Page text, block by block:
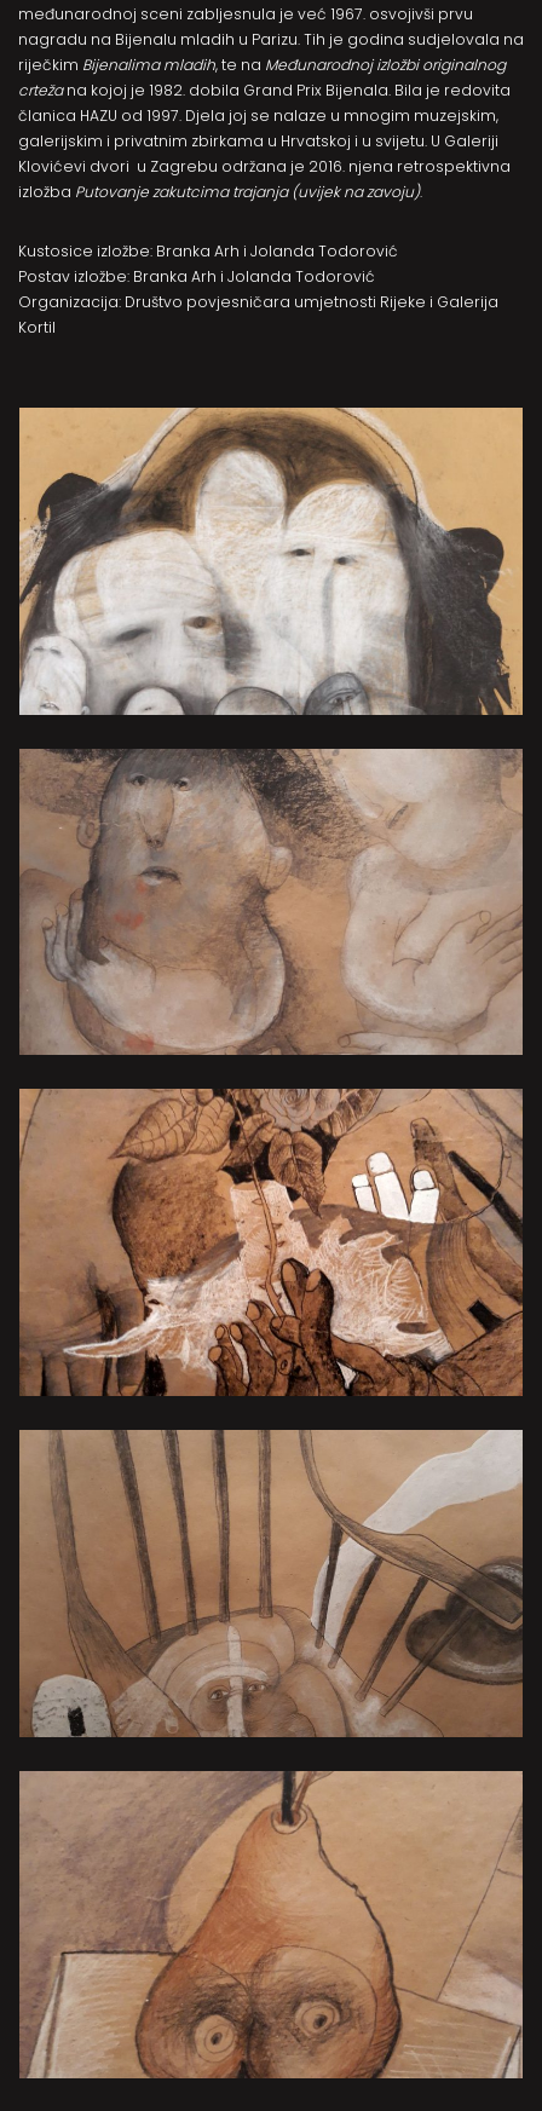
međunarodnoj sceni zabljesnula je već 1967. osvojivši prvu
nagradu na Bijenalu mladih u Parizu. Tih je godina sudjelovala na
riječkim Bijenalima mladih, te na Međunarodnoj izložbi originalnog
crtežana kojoj je 1982. dobila Grand Prix Bijenala. Bila je redovita
članica HAZU od 1997. Djela joj se nalaze u mnogim muzejskim,
galerijskim i privatnim zbirkama u Hrvatskoj i u svijetu. U Galeriji
Klovićevi dvori u Zagrebu održana je 2016. njena retrospektivna
izložba Putovanje zakutcima trajanja (uvijek na zavoju).
Kustosice izložbe: Branka Arh i Jolanda Todorović
Postav izložbe: Branka Arh i Jolanda Todorović
Organizacija: Društvo povjesničara umjetnosti Rijeke i Galerija
Kortil